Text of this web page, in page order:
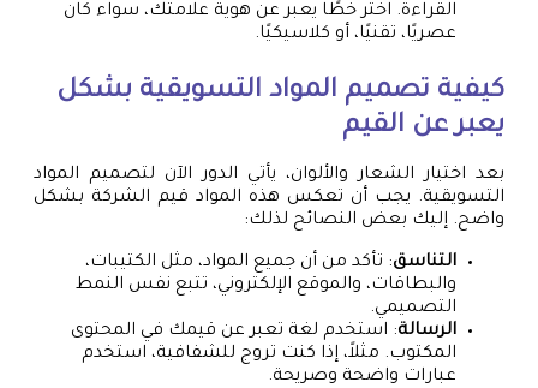
القراءة. اختر خطًا يعبر عن هوية علامتك، سواء كان
عصريًا، تقنيًا، أو كلاسيكيًا.
كيفية تصميم المواد التسويقية بشكل
يعبر عن القيم
بعد اختيار الشعار والألوان، يأتي الدور الآن لتصميم المواد
التسويقية. يجب أن تعكس هذه المواد قيم الشركة بشكل
واضح. إليك بعض النصائح لذلك:
التناسق: تأكد من أن جميع المواد، مثل الكتيبات،
والبطاقات، والموقع الإلكتروني، تتبع نفس النمط
التصميمي.
الرسالة: استخدم لغة تعبر عن قيمك في المحتوى
المكتوب. مثلاً، إذا كنت تروج للشفافية، استخدم
عبارات واضحة وصريحة.